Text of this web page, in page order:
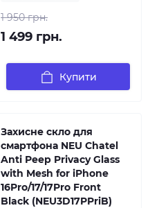
1 950 грн.
1 499 грн.
Купити
Захисне скло для
смартфона NEU Chatel
Anti Peep Privacy Glass
with Mesh for iPhone
16Pro/17/17Pro Front
Black (NEU3D17PPriB)